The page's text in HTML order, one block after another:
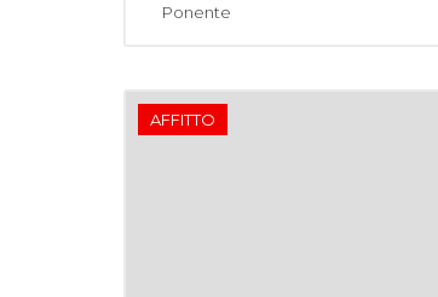
Ponente
AFFITTO